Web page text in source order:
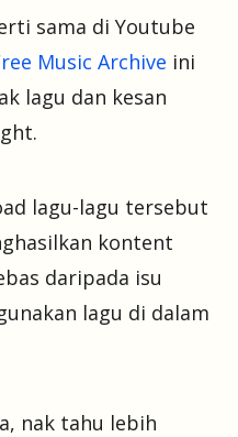
sama di Youtube
Music Archive ini
lagu dan kesan
lagu-lagu tersebut
kontent
daripada isu
lagu di dalam
nak tahu lebih